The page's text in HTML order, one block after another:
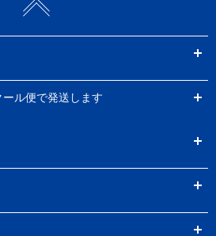
ル便で発送します